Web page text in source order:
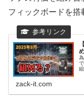
フィックボードを搭
zack-it.com